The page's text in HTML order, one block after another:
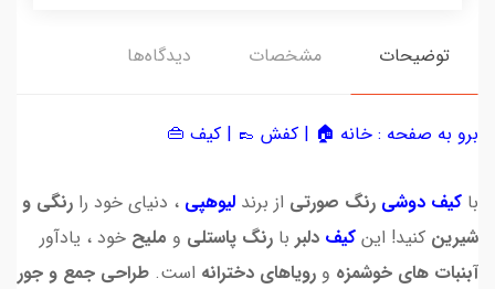
توضیحات مشخصات دیدگاه‌ها
برو به صفحه : خانه 🏠 | کفش 👞 | کیف 👜
با کیف دوشی رنگ صورتی از برند لیوهپی ، دنیای خود را رنگی و
شیرین کنید! این کیف دلبر با رنگ پاستلی و ملیح خود ، یادآور
آبنبات های خوشمزه و رویاهای دخترانه است. طراحی جمع و جور